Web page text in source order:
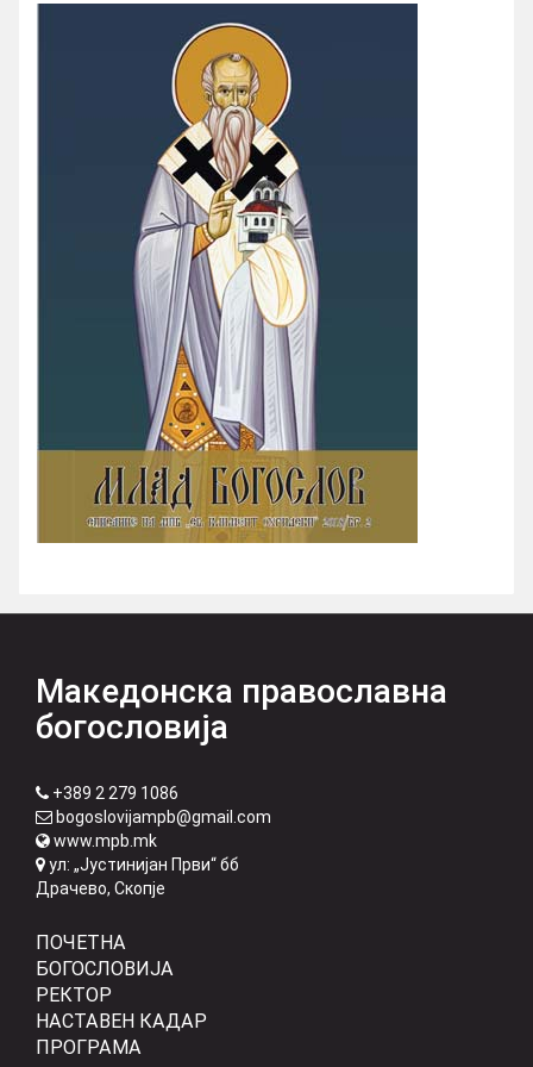
Македонска православна
богословија
+389 2 279 1086
bogoslovijampb@gmail.com
www.mpb.mk
ул: „Јустинијан Први“ бб
Драчево, Скопје
ПОЧЕТНА
БОГОСЛОВИЈА
РЕКТОР
НАСТАВЕН КАДАР
ПРОГРАМА